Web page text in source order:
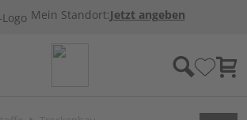
Mein Standort:Jetzt angeben